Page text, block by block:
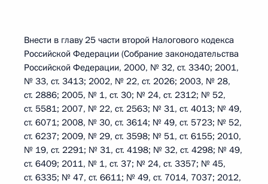
Внести в главу 25 части второй Налогового кодекса
Российской Федерации (Собрание законодательства
Российской Федерации, 2000, № 32, ст. 3340; 2001,
№ 33, ст. 3413; 2002, № 22, ст. 2026; 2003, № 28,
ст. 2886; 2005, № 1, ст. 30; № 24, ст. 2312; № 52,
ст. 5581; 2007, № 22, ст. 2563; № 31, ст. 4013; № 49,
ст. 6071; 2008, № 30, ст. 3614; № 49, ст. 5723; № 52,
ст. 6237; 2009, № 29, ст. 3598; № 51, ст. 6155; 2010,
№ 19, ст. 2291; № 31, ст. 4198; № 32, ст. 4298; № 49,
ст. 6409; 2011, № 1, ст. 37; № 24, ст. 3357; № 45,
ст. 6335; № 47, ст. 6611; № 49, ст. 7014, 7037; 2012,